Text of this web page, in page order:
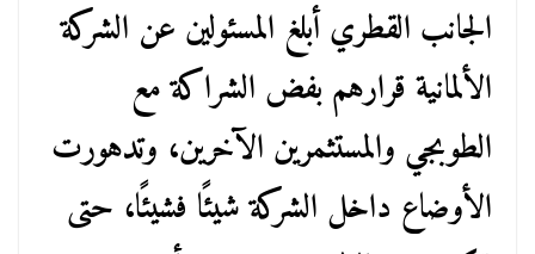
الجانب القطري أبلغ المسئولين عن الشركة
الألمانية قرارهم بفض الشراكة مع
الطوبجي والمستثمرين الآخرين، وتدهورت
الأوضاع داخل الشركة شيئًا فشيئًا، حتى